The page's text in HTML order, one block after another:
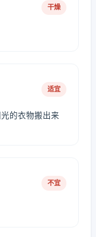
干燥
适宜
的衣物搬出来
不宜